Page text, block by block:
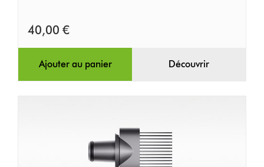
40,00 €
Ajouter au panier Découvrir